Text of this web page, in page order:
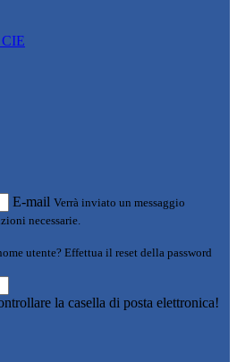
CIE
E-mail Verrà inviato un messaggio
necessarie.
utente? Effettua il reset della password
la casella di posta elettronica!